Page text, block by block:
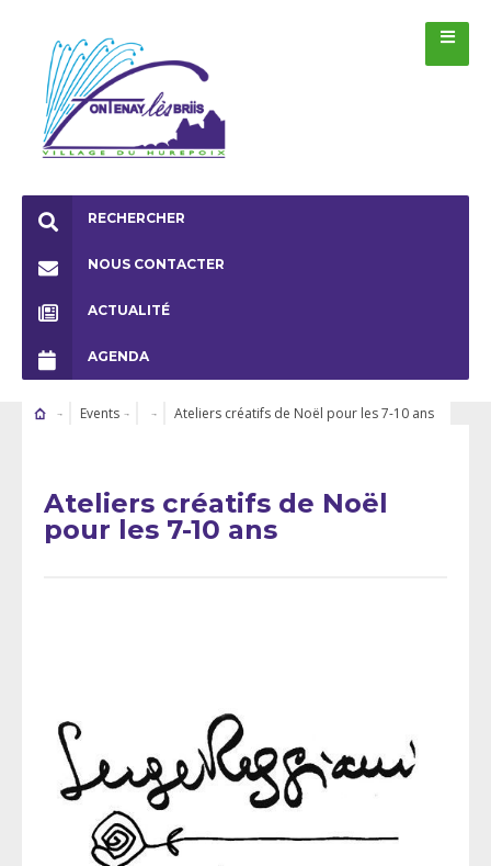
RECHERCHER
NOUS CONTACTER
ACTUALITÉ
AGENDA
Events Ateliers créatifs de Noël pour les 7-10 ans
Ateliers créatifs de Noël
pour les 7-10 ans